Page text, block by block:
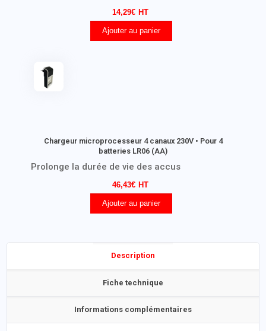
14,29€
Ajouter au panier
Chargeur microprocesseur 4 canaux 230V • Pour 4
batteries LR06 (AA)
Prolonge la durée de vie des accus
46,43€
Ajouter au panier
Description
Fiche technique
Informations complémentaires